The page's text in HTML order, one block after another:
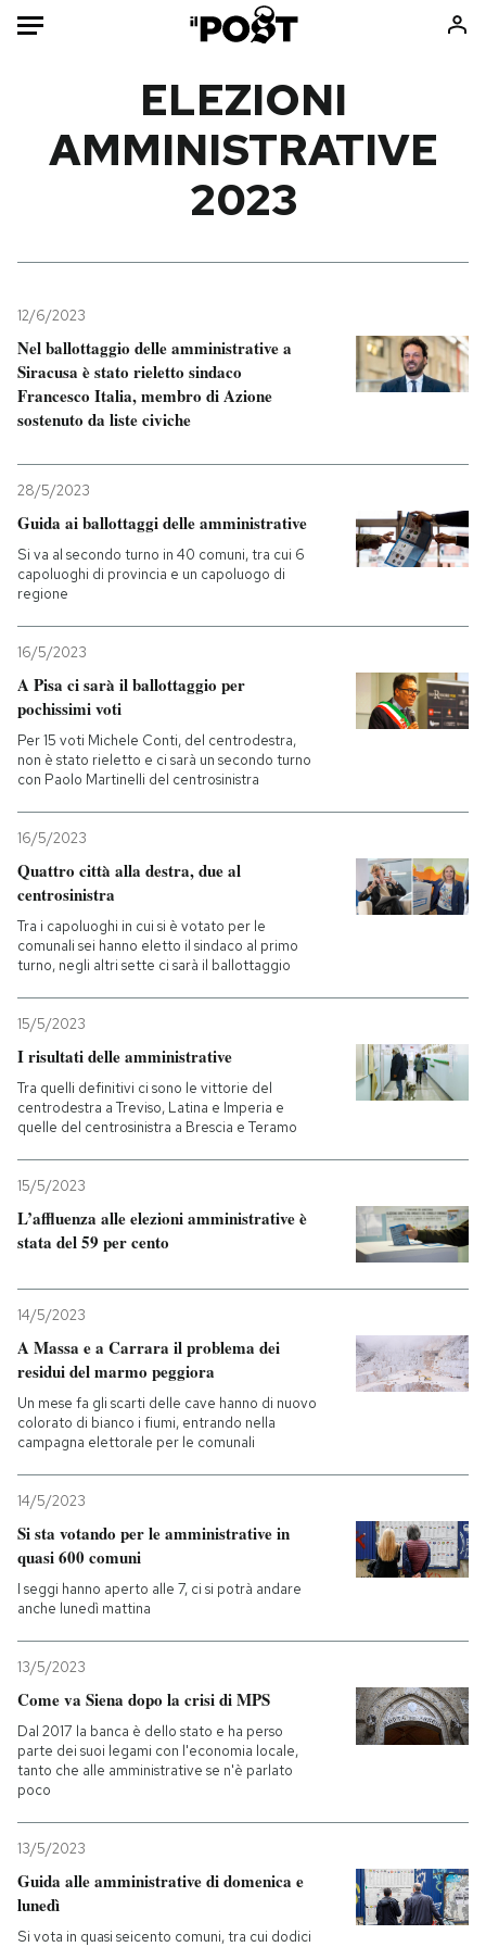
HOME
Internet
Scienza
Cultura
Economia
Moda
Libri
PODCAST
NEWSLETTER
SHOP
CALENDARIO
AREA PERSONALE
Entra
ELEZIONI
AMMINISTRATIVE
2023
12/6/2023
Nel ballottaggio delle amministrative a
Siracusa è stato rieletto sindaco
Francesco Italia, membro di Azione
sostenuto da liste civiche
28/5/2023
Guida ai ballottaggi delle amministrative
Si va al secondo turno in 40 comuni, tra cui 6
capoluoghi di provincia e un capoluogo di
regione
16/5/2023
A Pisa ci sarà il ballottaggio per
pochissimi voti
Per 15 voti Michele Conti, del centrodestra,
non è stato rieletto e ci sarà un secondo turno
con Paolo Martinelli del centrosinistra
16/5/2023
Quattro città alla destra, due al
centrosinistra
Tra i capoluoghi in cui si è votato per le
comunali sei hanno eletto il sindaco al primo
turno, negli altri sette ci sarà il ballottaggio
15/5/2023
I risultati delle amministrative
Tra quelli definitivi ci sono le vittorie del
centrodestra a Treviso, Latina e Imperia e
quelle del centrosinistra a Brescia e Teramo
15/5/2023
L’affluenza alle elezioni amministrative è
stata del 59 per cento
14/5/2023
A Massa e a Carrara il problema dei
residui del marmo peggiora
Un mese fa gli scarti delle cave hanno di nuovo
colorato di bianco i fiumi, entrando nella
campagna elettorale per le comunali
14/5/2023
Si sta votando per le amministrative in
quasi 600 comuni
I seggi hanno aperto alle 7, ci si potrà andare
anche lunedì mattina
13/5/2023
Come va Siena dopo la crisi di MPS
Dal 2017 la banca è dello stato e ha perso
parte dei suoi legami con l'economia locale,
tanto che alle amministrative se n'è parlato
poco
13/5/2023
Guida alle amministrative di domenica e
lunedì
Si vota in quasi seicento comuni, tra cui dodici